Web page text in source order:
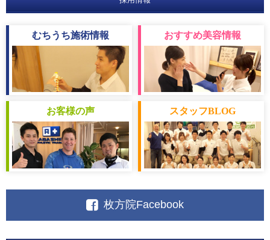
むちうち施術情報 おすすめ美容情報
お客様の声 スタッフBLOG
枚方院Facebook